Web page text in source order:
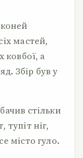
мастей,
ковбої, а
Збір був у
стільки
тупіт ніг,
місто гуло.